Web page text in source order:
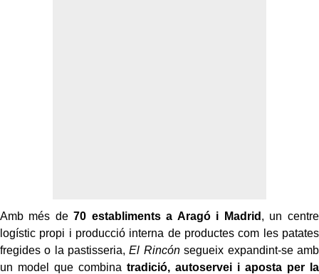
Amb més de70 establiments a Aragó i Madrid , un centre
logístic propi i producció interna de productes com les patates
fregides o la pastisseria,El Rincónsegueix expandint-se amb
un model que combina tradició, autoservei i aposta per la